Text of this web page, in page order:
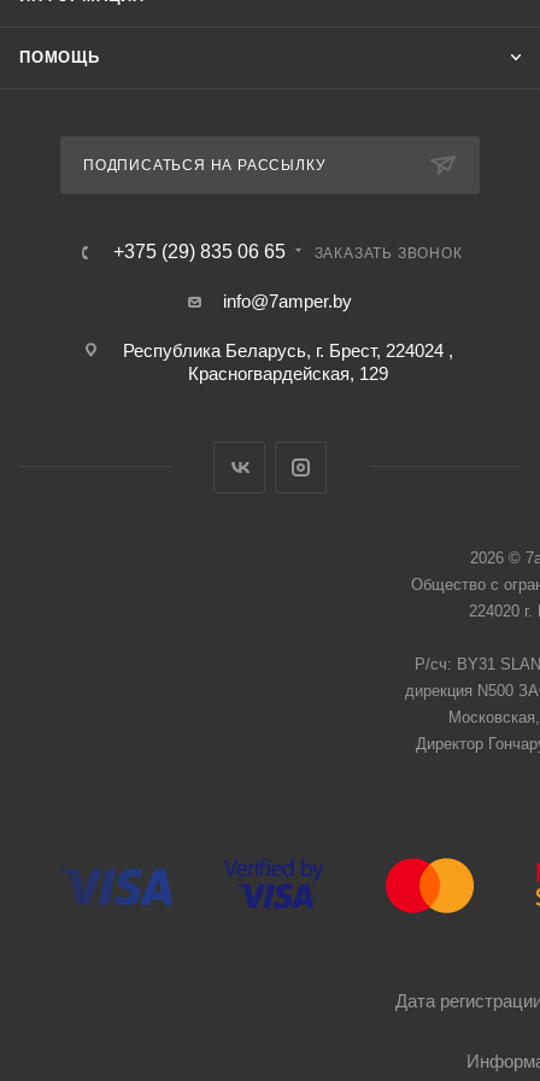
ПОМОЩЬ
ПОДПИСАТЬСЯ НА РАССЫЛКУ
+375 (29) 835 06 65 ЗАКАЗАТЬ ЗВОНОК
info@7amper.by
Республика Беларусь, г. Брест, 224024 ,
Красногвардейская, 129
2026 ©
Общество с
224020
Р/сч: BY31
дирекция N500
Директор
Дата